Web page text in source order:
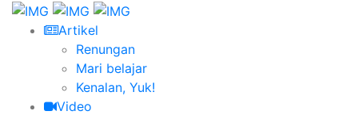
Artikel
Renungan
Mari belajar
Kenalan, Yuk!
Video